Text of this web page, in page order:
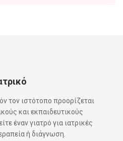
τον ιστότοπο προορίζεται
και εκπαιδευτικούς
έναν γιατρό για ιατρικές
ή διάγνωση.